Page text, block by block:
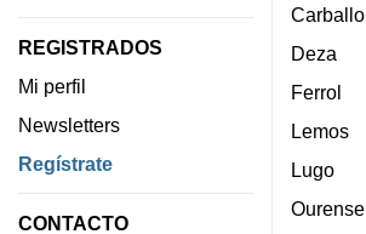
REGISTRADOS
Mi perfil
Newsletters
Regístrate
CONTACTO
Carballo
Deza
Ferrol
Lemos
Lugo
Ourense